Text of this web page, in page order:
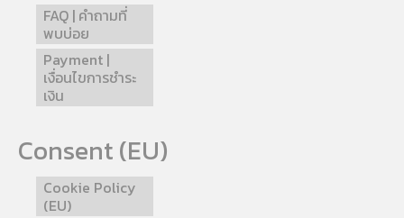
FAQ | คำถามที่
พบบ่อย
Payment |
เงื่อนไขการชำระ
เงิน
Consent (EU)
Cookie Policy
(EU)